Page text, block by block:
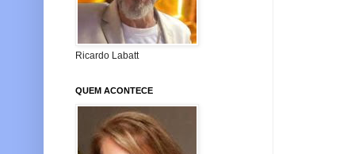
Ricardo Labatt
QUEM ACONTECE